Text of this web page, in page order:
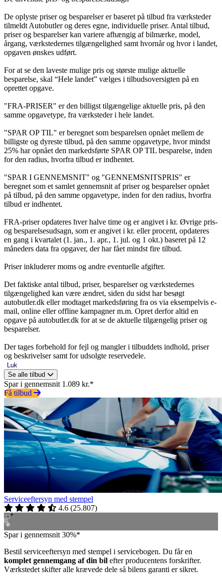
De oplyste priser og besparelser er baseret på tilbud fra værksteder
tilmeldt Autobutler og deres egne, individuelle priser. Antal tilbud,
priser og besparelser kan variere afhængig af bilmærke, model,
årgang, værkstedernes tilgængelighed samt hvornår og hvor i landet,
opgaven ønskes udført.
For at se den laveste mulige pris og største mulige aktuelle
besparelse, skal “Hele landet” vælges i tilbudsoversigten på en
oprettet opgave.
"FRA-PRISER" er den billigst tilgængelige aktuelle pris, på den
samme opgavetype, fra værksteder i hele landet.
"SPAR OP TIL" er beregnet som besparelsen opnået mellem de
billigste og dyreste tilbud, på den samme opgavetype, hvor mindst
25% har opnået den markedsførte SPAR OP TIL besparelse, inden
for den radius, hvorfra tilbud er indhentet.
"SPAR I GENNEMSNIT" og "GENNEMSNITSPRIS" er
beregnet som et samlet gennemsnit af priser og besparelser opnået
på tilbud, på den samme opgavetype, inden for den radius, hvorfra
tilbud er indhentet.
FRA-priser opdateres hver halve time og er angivet i kr. Øvrige pris-
og besparelsesudsagn, som er angivet i kr. eller procent, opdateres
en gang i kvartalet (1. jan., 1. apr., 1. jul. og 1 okt.) baseret på 12
måneders data fra opgaver, der har fået mindst fire tilbud.
Priser inkluderer moms og andre eventuelle afgifter.
Det faktiske antal tilbud, priser, besparelser og værkstedernes
tilgængelighed kan være ændret, siden du sidst har besøgt
autobutler.dk eller modtaget markedsføring fra os via eksempelvis e-
mail, online eller offline kampagner m.m. Opret derfor altid en
opgave på autobutler.dk for at se de aktuelle tilgængelig priser og
besparelser.
Der tages forbehold for fejl og mangler i tilbuddets indhold, priser
og beskrivelser samt for udsolgte reservedele.
Luk
Se alle tilbud
Spar i gennemsnit 1.089 kr.*
Få tilbud
Serviceeftersyn med stempel
4.6 (25.807)
Spar i gennemsnit 30%*
Bestil serviceeftersyn med stempel i servicebogen. Du får en
komplet gennemgang af din bil efter producentens forskrifter.
Værkstedet skifter alle krævede dele så bilens garanti er sikret.